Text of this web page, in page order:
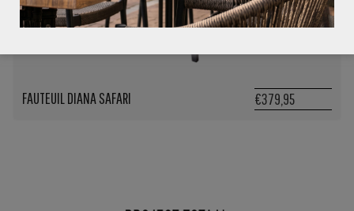
FAUTEUIL DIANA SAFARI €379,95